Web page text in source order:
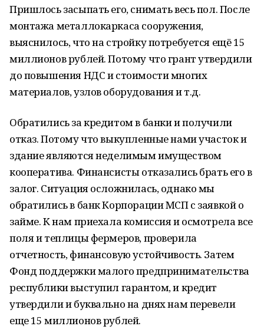
Пришлось засыпать его, снимать весь пол. После
монтажа металлокаркаса сооружения,
выяснилось, что на стройку потребуется ещё 15
миллионов рублей. Потому что грант утвердили
до повышения НДС и стоимости многих
материалов, узлов оборудования и т.д.
Обратились за кредитом в банки и получили
отказ. Потому что выкупленные нами участок и
здание являются неделимым имуществом
кооператива. Финансисты отказались брать его в
залог. Ситуация осложнилась, однако мы
обратились в банк Корпорации МСП с заявкой о
займе. К нам приехала комиссия и осмотрела все
поля и теплицы фермеров, проверила
отчетность, финансовую устойчивость. Затем
Фонд поддержки малого предпринимательства
республики выступил гарантом, и кредит
утвердили и буквально на днях нам перевели
еще 15 миллионов рублей.